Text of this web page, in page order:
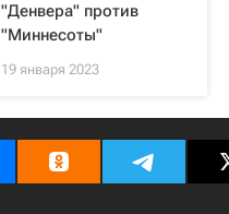
"Денвера" против
"Миннесоты"
19 января 2023